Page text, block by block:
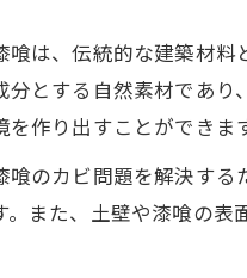
喰は、伝統的な建築材
分とする自然素材であ
を作り出すことができま
喰のカビ問題を解決す
。また、土壁や漆喰の